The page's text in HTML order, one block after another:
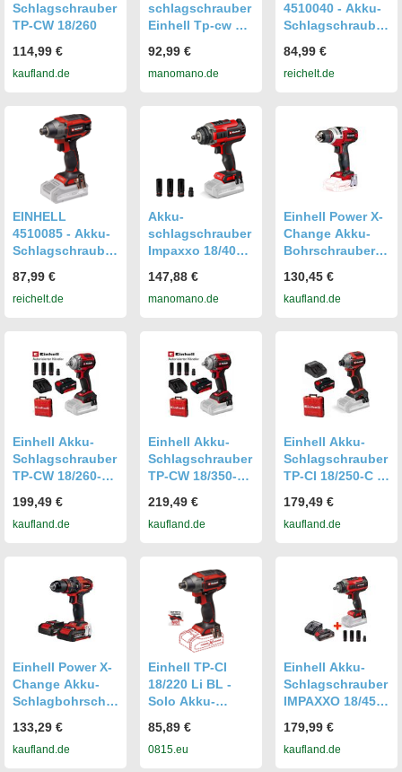
Schlagschrauber
TP-CW 18/260
114,99 €
kaufland.de
schlagschrauber
Einhell Tp-cw 18
92,99 €
manomano.de
4510040 - Akku-
Schlagschrauber
X-Change, ohne
Akku
84,99 €
reichelt.de
EINHELL
4510085 - Akku-
Schlagschrauber
Power X-Change,
ohne Akku
87,99 €
reichelt.de
Akku-
schlagschrauber
Impaxxo 18/400
Schlagschrauber
- Einhell
147,88 €
manomano.de
Einhell Power X-
Change Akku-
Bohrschrauber
Solo
130,45 €
kaufland.de
Einhell Akku-
Schlagschrauber
TP-CW 18/260-C
Akku 4.0 Ah,
Koffer
199,49 €
kaufland.de
Einhell Akku-
Schlagschrauber
TP-CW 18/350-C
+Akku 4.0
Ah.Koffer
219,49 €
kaufland.de
Einhell Akku-
Schlagschrauber
TP-CI 18/250-C Li
4.0 Ah, Koffer
179,49 €
kaufland.de
Einhell Power X-
Change Akku-
Schlagbohrschra
Li-i +64
(2x2,0Ah)
133,29 €
kaufland.de
Einhell TP-CI
18/220 Li BL -
Solo Akku-
85,89 €
0815.eu
Einhell Akku-
Schlagschrauber
IMPAXXO 18/450
Set & 2,5 Ah
Akku Starterset
179,99 €
kaufland.de